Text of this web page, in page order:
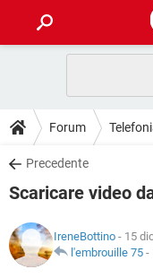
INTRATTENIMENTO
iOS
INSTAGRAM
TIKTOK
HARDWARE
GUIDE
COVID-19
INSTAGRAM
TIKTOK
DOWNLOAD
COVID-19
INTRATTENIMENTO
iOS
COVID-19
INTRATTENIMENTO
GLOSSARIO
Forum
Precedente
Scaricare video
IreneBottino - 15
l'embrouille 75 -